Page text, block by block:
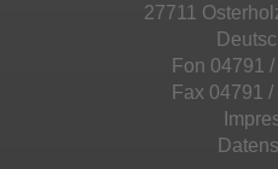
27711
Fon 04791 /
Fax 04791